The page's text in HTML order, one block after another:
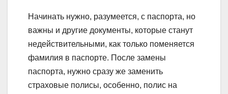
Начинать нужно, разумеется, с паспорта, но
важны и другие документы, которые станут
недействительными, как только поменяется
фамилия в паспорте. После замены
паспорта, нужно сразу же заменить
страховые полисы, особенно, полис на